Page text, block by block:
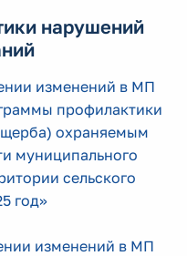
нарушений
изменений в МП
профилактики
охраняемым
муниципального
сельского
год»
изменений в МП